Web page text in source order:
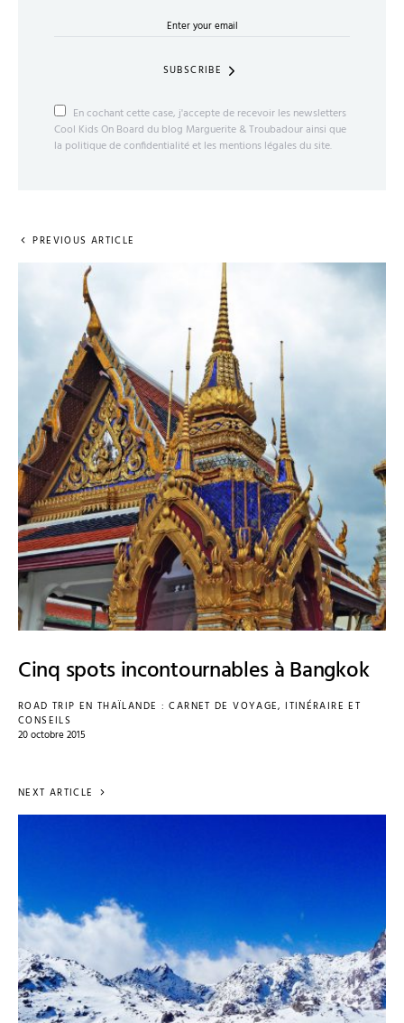
SUBSCRIBE
En cochant cette case, j'accepte de recevoir les newsletters
Cool Kids On Board du blog Marguerite & Troubadour ainsi que
la politique de confidentialité et les mentions légales du site.
PREVIOUS ARTICLE
Cinq spots incontournables à Bangkok
ROAD TRIP EN THAÏLANDE : CARNET DE VOYAGE, ITINÉRAIRE ET
CONSEILS
20 octobre 2015
NEXT ARTICLE